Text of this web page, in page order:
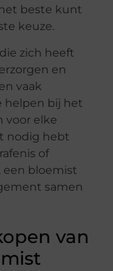
beste kunt
keuze.
zich heeft
en
vaak
helpen bij het
voor elke
nodig hebt
of
een bloemist
samen
van